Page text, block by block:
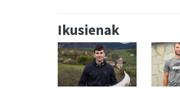
Ikusienak